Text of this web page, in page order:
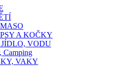
A KOČKY
VODU
Camping
VAKY